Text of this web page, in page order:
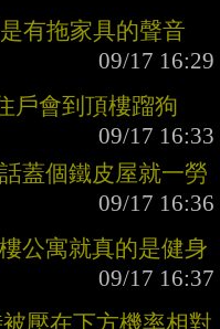
有拖家具的聲音
戶會到頂樓蹓狗
蓋個鐵皮屋就一勞
公寓就真的是健身
壓在下方機率相對